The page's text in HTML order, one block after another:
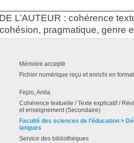
L’AUTEUR : cohérence
pragmatique, genre
Mémoire accepté
Fichier numérique reçu et enrichi en
Fejzo, Anila
Cohérence textuelle / Texte explicatif /
et enseignement (Secondaire)
Faculté des sciences de l'éducation >
langues
Service des bibliothèques